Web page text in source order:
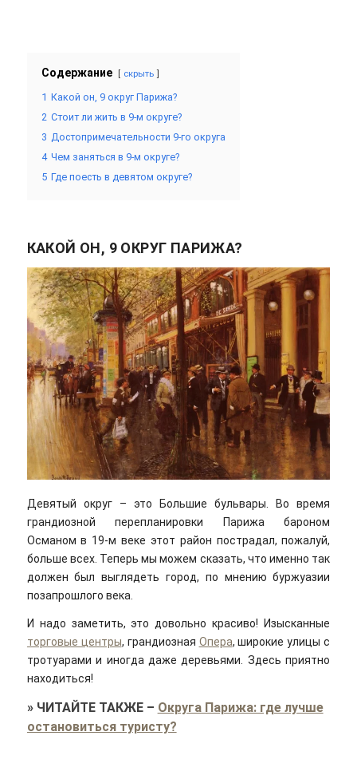
Содержание скрыть
1 Какой он, 9 округ Парижа?
2 Стоит ли жить в 9-м округе?
3 Достопримечательности 9-го округа
4 Чем заняться в 9-м округе?
5 Где поесть в девятом округе?
КАКОЙ ОН, 9 ОКРУГ ПАРИЖА?
Девятый округ – это Большие бульвары. Во время
грандиозной перепланировки Парижа бароном
Османом в 19-м веке этот район пострадал, пожалуй,
больше всех. Теперь мы можем сказать, что именно так
должен был выглядеть город, по мнению буржуазии
позапрошлого века.
И надо заметить, это довольно красиво! Изысканные
торговые центры, грандиозная Опера, широкие улицы с
тротуарами и иногда даже деревьями. Здесь приятно
находиться!
» ЧИТАЙТЕ ТАКЖЕ– Округа Парижа: где лучше
остановиться туристу?